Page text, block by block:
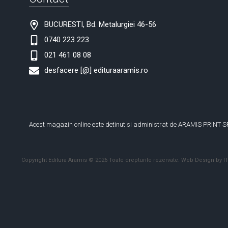
BUCURESTI, Bd. Metalurgiei 46-56
0740 223 223
021 461 08 08
desfacere [@] edituraaramis.ro
Acest magazin online este detinut si administrat de ARAMIS PRINT
Copyright Editura Aramis © 2026 Toate drepturile rezervate. Web Design by